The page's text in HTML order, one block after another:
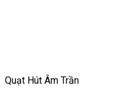
Quạt Hút Âm Trần